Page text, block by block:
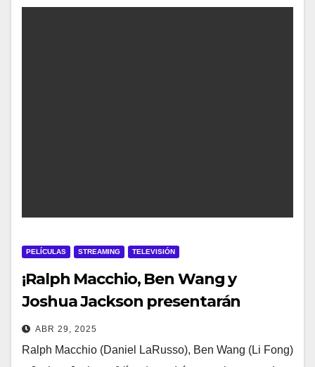
PELÍCULAS STREAMING TELEVISIÓN
¡Ralph Macchio, Ben Wang y
Joshua Jackson presentarán
«Karate Kid: Leyendas» en Ciudad
de México!
ABR 29, 2025
Ralph Macchio (Daniel LaRusso), Ben Wang (Li Fong)